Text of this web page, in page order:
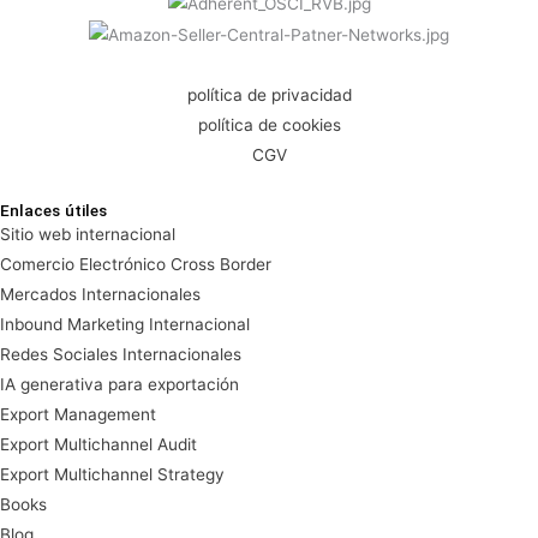
política de privacidad
política de cookies
CGV
Enlaces útiles
Sitio web internacional
Comercio Electrónico Cross Border
Mercados Internacionales
Inbound Marketing Internacional
Redes Sociales Internacionales
IA generativa para exportación
Export Management
Export Multichannel Audit
Export Multichannel Strategy
Books